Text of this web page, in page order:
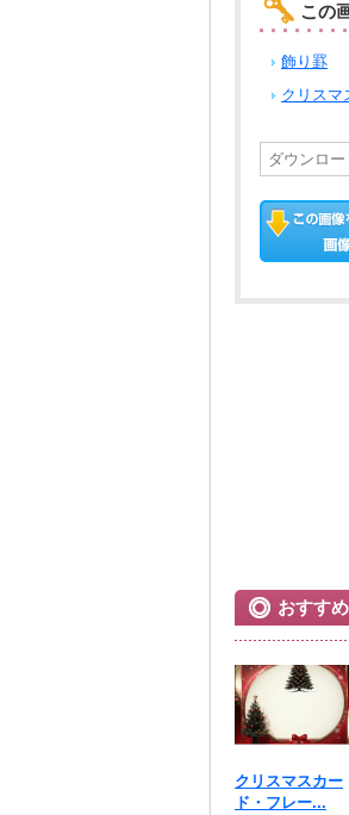
この
飾り罫
クリスマ
おすす
クリスマスカー
ド・フレー...